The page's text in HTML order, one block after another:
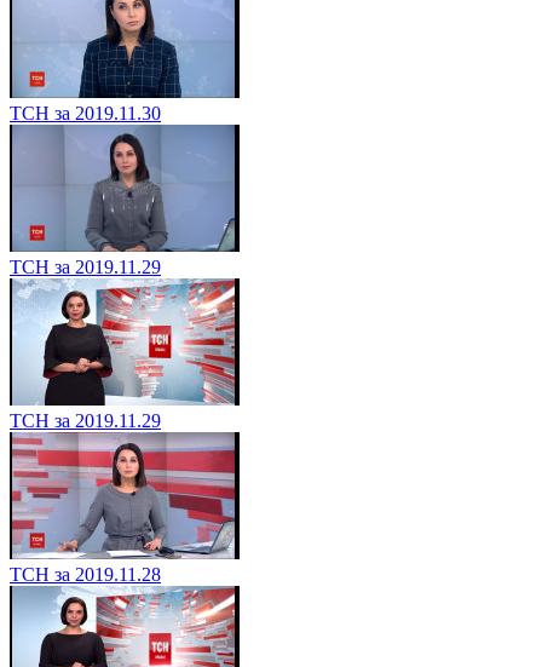
ТСН за 2019.11.30
ТСН за 2019.11.29
ТСН за 2019.11.29
ТСН за 2019.11.28